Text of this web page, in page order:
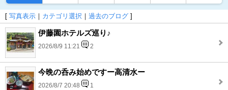
[ 写真表示 ｜ カテゴリ選択 ｜ 過去のブログ ]
伊藤園ホテルズ巡り♪
2026/8/9 11:21 2
今晩の呑み始めですー高清水ー
2026/8/7 20:48 1